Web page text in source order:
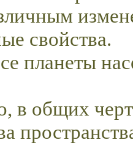
свойства.
планеты
в общих